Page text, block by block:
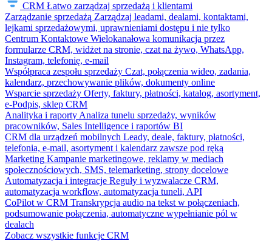
CRM Łatwo zarządzaj sprzedażą i klientami
Zarządzanie sprzedażą Zarządzaj leadami, dealami, kontaktami,
lejkami sprzedażowymi, uprawnieniami dostępu i nie tylko
Centrum Kontaktowe Wielokanałowa komunikacja przez
formularze CRM, widżet na stronie, czat na żywo, WhatsApp,
Instagram, telefonię, e-mail
Współpraca zespołu sprzedaży Czat, połączenia wideo, zadania,
kalendarz, przechowywanie plików, dokumenty online
Wsparcie sprzedaży Oferty, faktury, płatności, katalog, asortyment,
e-Podpis, sklep CRM
Analityka i raporty Analiza tunelu sprzedaży, wyników
pracowników, Sales Intelligence i raportów BI
CRM dla urządzeń mobilnych Leady, deale, faktury, płatności,
telefonia, e-mail, asortyment i kalendarz zawsze pod ręką
Marketing Kampanie marketingowe, reklamy w mediach
społecznościowych, SMS, telemarketing, strony docelowe
Automatyzacja i integracje Reguły i wyzwalacze CRM,
automatyzacja workflow, automatyzacja tuneli, API
CoPilot w CRM Transkrypcja audio na tekst w połączeniach,
podsumowanie połączenia, automatyczne wypełnianie pól w
dealach
Zobacz wszystkie funkcje CRM